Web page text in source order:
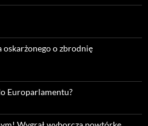
oskarżonego o zbrodnię
Europarlamentu?